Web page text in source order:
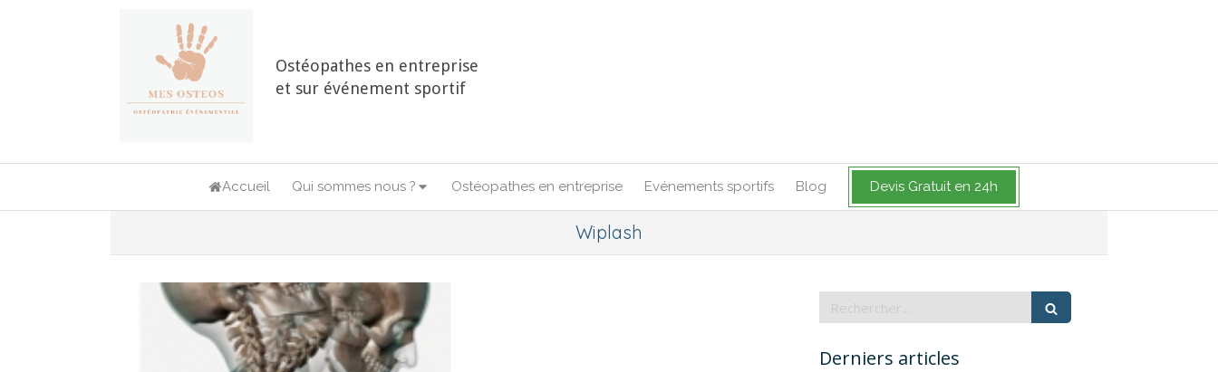
Ostéopathes en entreprise
et sur événement sportif
Accueil Qui sommes nous ? Ostéopathes en entreprise Evénements sportifs Blog Devis Gratuit en 24h
Wiplash
Derniers articles